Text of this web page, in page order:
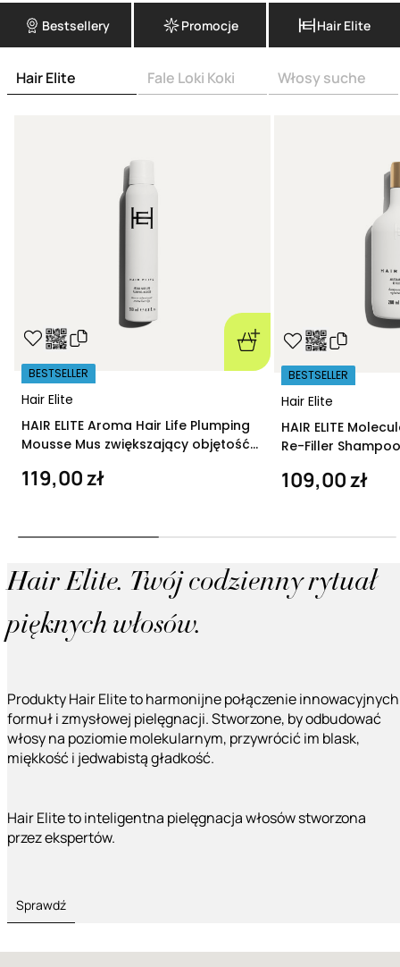
Bestsellery Promocje Hair Elite
Hair Elite Fale Loki Koki Włosy suche
Hair Elite
BESTSELLER
HAIR ELITE Aroma Hair Life Plumping
Mousse Mus zwiększający objętość
119,00 zł
Hair Elite
BESTSELLER
HAIR ELITE
Re-Filler
109,00 zł
Hair Elite. Twój codzienny rytuał
pięknych włosów.
Produkty Hair Elite to harmonijne połączenie innowacyjnych
formuł i zmysłowej pielęgnacji. Stworzone, by odbudować
włosy na poziomie molekularnym, przywrócić im blask,
miękkość i jedwabistą gładkość.
Hair Elite to inteligentna pielęgnacja włosów stworzona
przez ekspertów.
Sprawdź